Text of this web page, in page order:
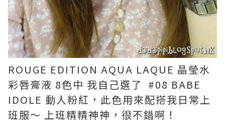
ROUGE EDITION AQUA LAQUE 晶瑩水
彩唇膏液 8色中 我自己選了 #08 BABE
IDOLE 動人粉紅，此色用來配搭我日常上
班服～ 上班精精神神，很不錯啊！